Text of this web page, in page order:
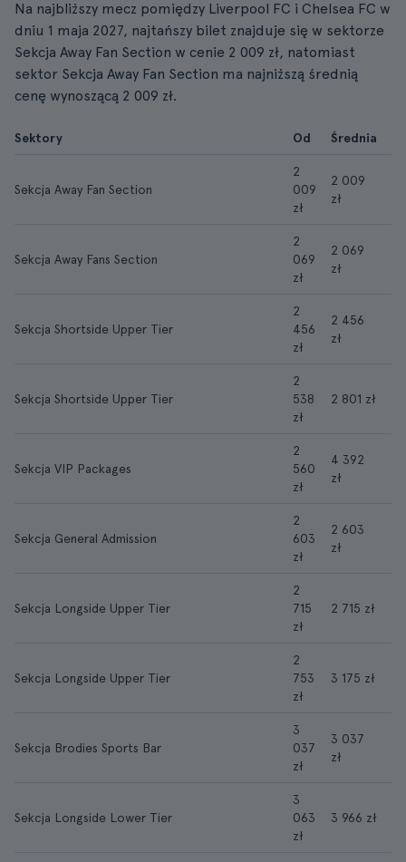
Na najbliższy mecz pomiędzy Liverpool FC i Chelsea FC w
dniu 1 maja 2027, najtańszy bilet znajduje się w sektorze
Sekcja Away Fan Section w cenie 2 009 zł, natomiast
sektor Sekcja Away Fan Section ma najniższą średnią
cenę wynoszącą 2 009 zł.
Sektory Od Średnia
Sekcja Away Fan Section
2
009
zł
2 009
zł
Sekcja Away Fans Section
2
069
zł
2 069
zł
Sekcja Shortside Upper Tier
2
456
zł
2 456
zł
Sekcja Shortside Upper Tier
2
538
zł
2 801 zł
Sekcja VIP Packages
2
560
zł
4 392
zł
Sekcja General Admission
2
603
zł
2 603
zł
Sekcja Longside Upper Tier
2
715
zł
2 715 zł
Sekcja Longside Upper Tier
2
753
zł
3 175 zł
Sekcja Brodies Sports Bar
3
037
zł
3 037
zł
Sekcja Longside Lower Tier
3
063
zł
3 966 zł